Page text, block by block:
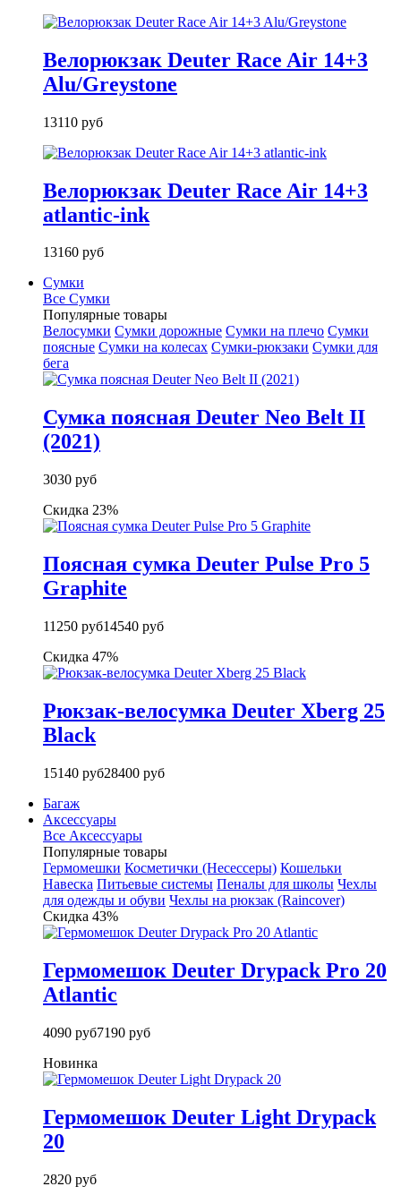
Велорюкзак Deuter Race Air 14+3
Alu/Greystone
13110 руб
Велорюкзак Deuter Race Air 14+3
atlantic-ink
13160 руб
Сумки
Все Сумки
Популярные товары
Велосумки Сумки дорожные Сумки на плечо Сумки
поясные Сумки на колесах Сумки-рюкзаки Сумки для
бега
Сумка поясная Deuter Neo Belt II
(2021)
3030 руб
Скидка 23%
Поясная сумка Deuter Pulse Pro 5
Graphite
11250 руб14540 руб
Скидка 47%
Рюкзак-велосумка Deuter Xberg 25
Black
15140 руб28400 руб
Багаж
Аксессуары
Все Аксессуары
Популярные товары
Гермомешки Косметички (Несессеры) Кошельки
Навеска Питьевые системы Пеналы для школы Чехлы
для одежды и обуви Чехлы на рюкзак (Raincover)
Скидка 43%
Гермомешок Deuter Drypack Pro 20
Atlantic
4090 руб7190 руб
Новинка
Гермомешок Deuter Light Drypack
20
2820 руб